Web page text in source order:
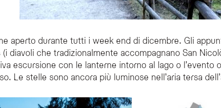
aperto durante tutti i week end di dicembre. Gli
diavoli che tradizionalmente accompagnano San
escursione con le lanterne intorno al lago o l’evento
Le stelle sono ancora più luminose nell’aria tersa